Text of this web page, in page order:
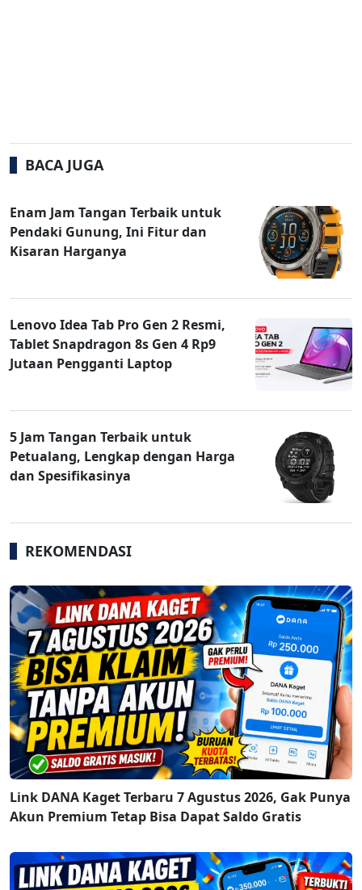
BACA JUGA
Enam Jam Tangan Terbaik untuk
Pendaki Gunung, Ini Fitur dan
Kisaran Harganya
Lenovo Idea Tab Pro Gen 2 Resmi,
Tablet Snapdragon 8s Gen 4 Rp9
Jutaan Pengganti Laptop
5 Jam Tangan Terbaik untuk
Petualang, Lengkap dengan Harga
dan Spesifikasinya
REKOMENDASI
Link DANA Kaget Terbaru 7 Agustus 2026, Gak Punya
Akun Premium Tetap Bisa Dapat Saldo Gratis